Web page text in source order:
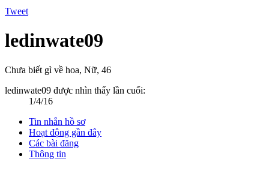
Tweet
ledinwate09
Chưa biết gì về hoa, Nữ, 46
ledinwate09 được nhìn thấy lần cuối:
1/4/16
Tin nhắn hồ sơ
Hoạt động gần đây
Các bài đăng
Thông tin